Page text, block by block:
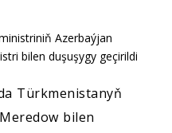
Türkmenistanyň
bilen